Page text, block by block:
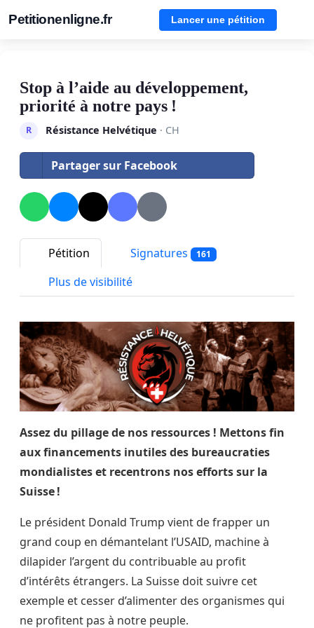
Petitionenligne.fr Lancer une pétition
Stop à l’aide au développement,
priorité à notre pays !
R Résistance Helvétique · CH
Partager sur Facebook
Pétition Signatures 161
Plus de visibilité
Assez du pillage de nos ressources ! Mettons fin
aux financements inutiles des bureaucraties
mondialistes et recentrons nos efforts sur la
Suisse !
Le président Donald Trump vient de frapper un
grand coup en démantelant l’USAID, machine à
dilapider l’argent du contribuable au profit
d’intérêts étrangers. La Suisse doit suivre cet
exemple et cesser d’alimenter des organismes qui
ne profitent pas à notre peuple.